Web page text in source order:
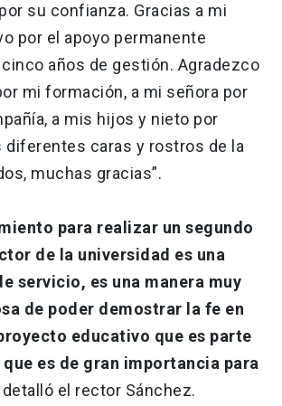
su confianza. Gracias a mi
por el apoyo permanente
años de gestión. Agradezco
mi formación, a mi señora por
a mis hijos y nieto por
diferentes caras y rostros de la
muchas gracias”.
para realizar un segundo
de la universidad es una
servicio, es una manera muy
de poder demostrar la fe en
educativo que es parte
es de gran importancia para
detalló el rector Sánchez.